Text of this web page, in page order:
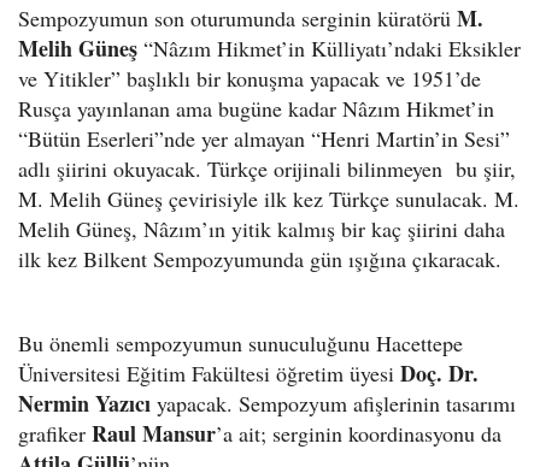
Sempozyumun son oturumunda serginin küratörü M.
Melih Güneş “Nâzım Hikmet’in Külliyatı’ndaki Eksikler
ve Yitikler” başlıklı bir konuşma yapacak ve 1951’de
Rusça yayınlanan ama bugüne kadar Nâzım Hikmet’in
“Bütün Eserleri”nde yer almayan “Henri Martin’in Sesi”
adlı şiirini okuyacak. Türkçe orijinali bilinmeyen bu şiir,
M. Melih Güneş çevirisiyle ilk kez Türkçe sunulacak. M.
Melih Güneş, Nâzım’ın yitik kalmış bir kaç şiirini daha
ilk kez Bilkent Sempozyumunda gün ışığına çıkaracak.
Bu önemli sempozyumun sunuculuğunu Hacettepe
Üniversitesi Eğitim Fakültesi öğretim üyesi Doç. Dr.
Nermin Yazıcı yapacak. Sempozyum afişlerinin tasarımı
grafiker Raul Mansur’a ait; serginin koordinasyonu da